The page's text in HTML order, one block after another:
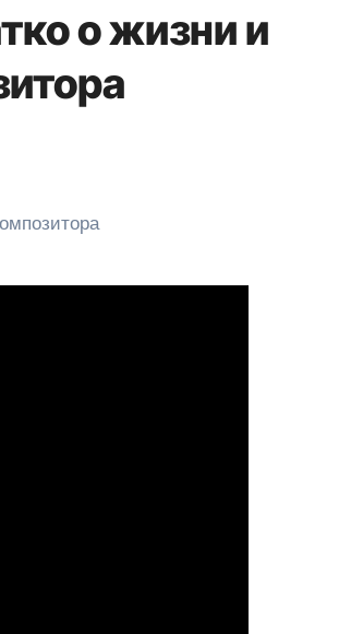
о жизни и